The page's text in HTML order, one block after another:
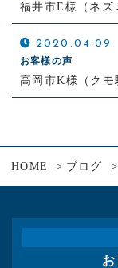
福井市E様（ネズ
2020.04.09
お客様の声
高岡市K様（クモ
HOME ブログ